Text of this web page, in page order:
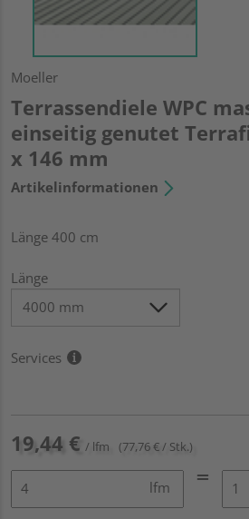
Moeller
Terrassendiele WPC
einseitig genutet
x 146 mm
Artikelinformationen
Länge 400 cm
Länge
Services
19,44 € / lfm (77,76 € / Stk.)
lfm